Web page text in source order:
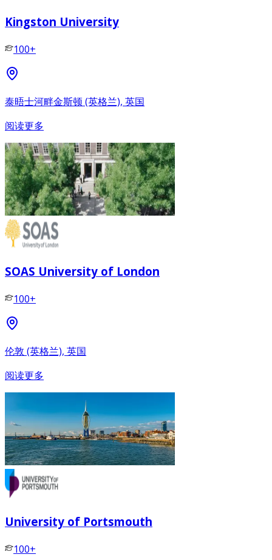
Kingston University
100+
泰晤士河畔金斯顿 (英格兰), 英国
阅读更多
SOAS University of London
100+
伦敦 (英格兰), 英国
阅读更多
University of Portsmouth
100+